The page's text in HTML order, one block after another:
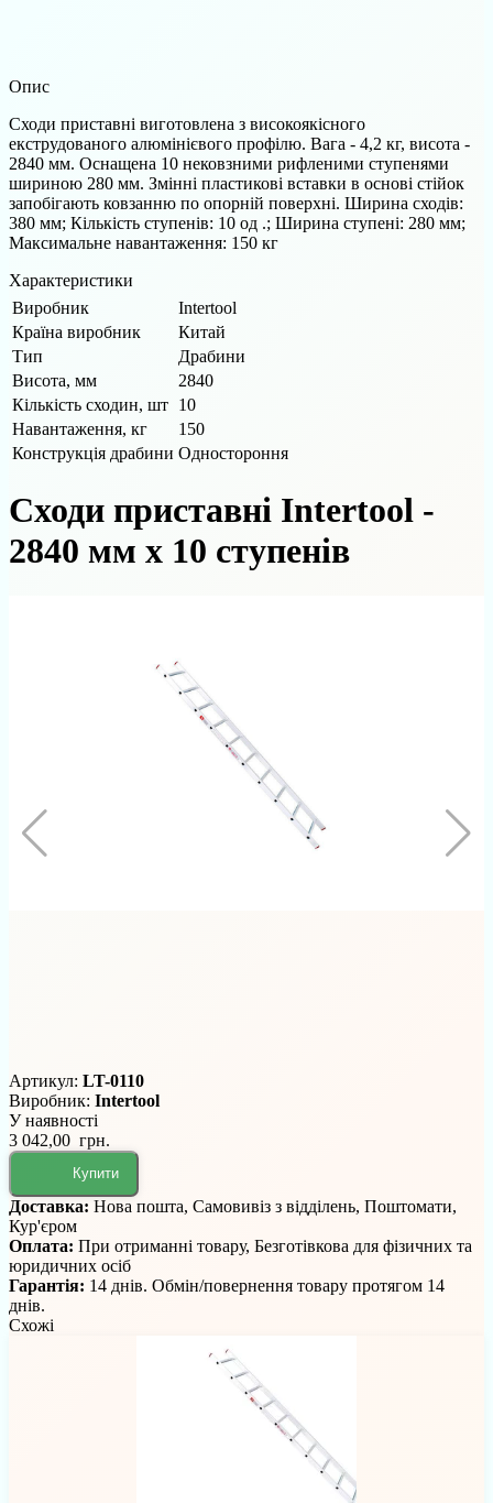
Опис
Сходи приставні виготовлена ​​з високоякісного
екструдованого алюмінієвого профілю. Вага - 4,2 кг, висота -
2840 мм. Оснащена 10 нековзними рифленими ступенями
шириною 280 мм. Змінні пластикові вставки в основі стійок
запобігають ковзанню по опорній поверхні. Ширина сходів:
380 мм; Кількість ступенів: 10 од .; Ширина ступені: 280 мм;
Максимальне навантаження: 150 кг
Характеристики
Виробник
Intertool
Країна виробник
Китай
Тип
Драбини
Висота, мм
2840
Кількість сходин, шт 10
Навантаження, кг
150
Конструкція драбини Одностороння
Сходи приставні Intertool -
2840 мм х 10 ступенів
Артикул: LT-0110
Виробник: Intertool
У наявності
3 042,00 грн.
Купити
Доставка: Нова пошта, Самовивіз з відділень, Поштомати,
Кур'єром
Оплата: При отриманні товару, Безготівкова для фізичних та
юридичних осіб
Гарантія: 14 днів. Обмін/повернення товару протягом 14
днів.
Схожі